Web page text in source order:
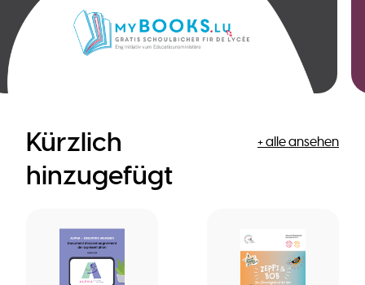
Kürzlich
hinzugefügt
+ alle ansehen